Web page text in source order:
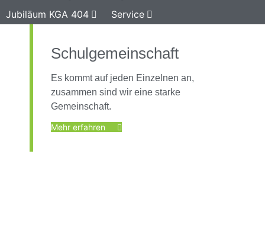
Jubiläum KGA 404
Service
Schulgemeinschaft
Es kommt auf jeden Einzelnen an,
zusammen sind wir eine starke
Gemeinschaft.
Mehr erfahren